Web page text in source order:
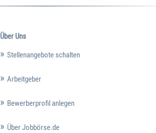
Über Uns
Stellenangebote schalten
Arbeitgeber
Bewerberprofil anlegen
Über Jobbörse.de